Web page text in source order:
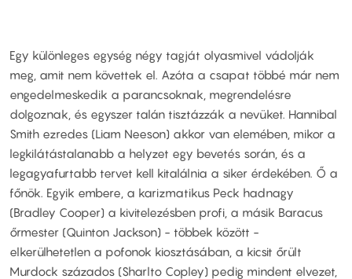
Egy különleges egység négy tagját olyasmivel vádolják
meg, amit nem követtek el. Azóta a csapat többé már nem
engedelmeskedik a parancsoknak, megrendelésre
dolgoznak, és egyszer talán tisztázzák a nevüket. Hannibal
Smith ezredes (Liam Neeson) akkor van elemében, mikor a
legkilátástalanabb a helyzet egy bevetés során, és a
legagyafurtabb tervet kell kitalálnia a siker érdekében. Ő a
főnök. Egyik embere, a karizmatikus Peck hadnagy
(Bradley Cooper) a kivitelezésben profi, a másik Baracus
őrmester (Quinton Jackson) - többek között -
elkerülhetetlen a pofonok kiosztásában, a kicsit őrült
Murdock százados (Sharlto Copley) pedig mindent elvezet,